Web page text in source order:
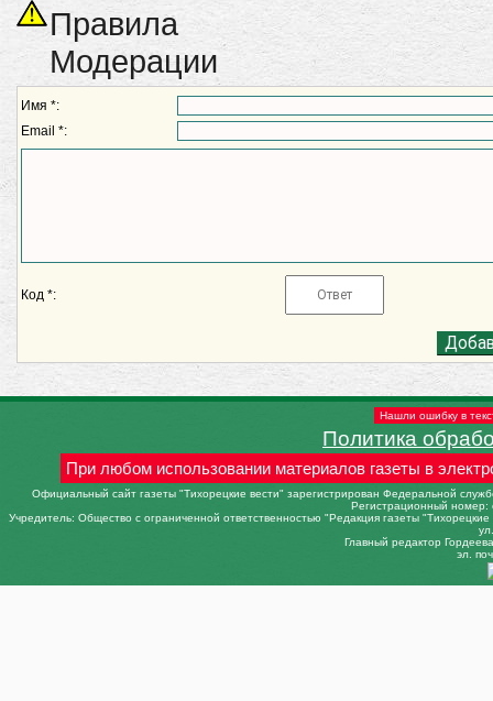
Правила
Модерации
Имя *:
Email *:
Код *:
Нашли ошибку в
Политика
При любом использовании материалов газеты в
Официальный сайт газеты "Тихорецкие вести" зарегистрирован Федеральной
Регистрационный
Учредитель: Общество с ограниченной ответственностью "Редакция газеты
Главный редактор
эл.